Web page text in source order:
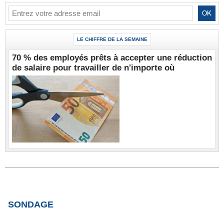
LE CHIFFRE DE LA SEMAINE
70 % des employés prêts à accepter une réduction
de salaire pour travailler de n'importe où
SONDAGE